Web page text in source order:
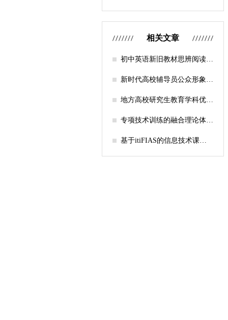
相关文章
初中英语新旧教材思辨阅读任
新时代高校辅导员公众形象塑
地方高校研究生教育学科优化
径探析
专项技术训练的融合理论体系
基于itiFIAS的信息技术课堂